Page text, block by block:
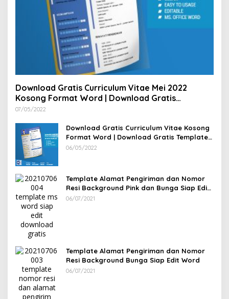
Download Gratis Curriculum Vitae Mei 2022
Kosong Format Word | Download Gratis
Template CV Lamaran Kerja Doc Bisa Diedit
07/05/2022
Download Gratis Curriculum Vitae Kosong
Format Word | Download Gratis Template
CV Lamaran Kerja Doc Mudah Diedit
06/05/2022
Template Alamat Pengiriman dan Nomor
Resi Background Pink dan Bunga Siap Edit
Word
06/07/2021
Template Alamat Pengiriman dan Nomor
Resi Background Bunga Siap Edit Word
06/07/2021